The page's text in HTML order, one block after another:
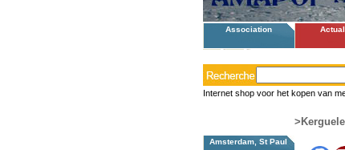
Association
Internet shop voor het kopen van
Amsterdam, St Paul